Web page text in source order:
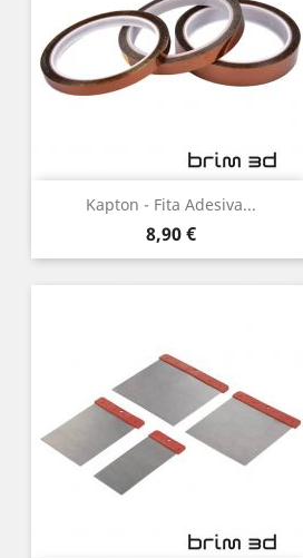
Kapton - Fita Adesiva...
Preço
8,90 €